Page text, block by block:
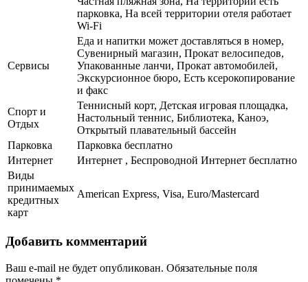
парковка, На всей территории отеля работает
Wi-Fi
Сервисы
Еда и напитки может доставляться в номер,
Сувенирный магазин, Прокат велосипедов,
Упакованные ланчи, Прокат автомобилей,
Экскурсионное бюро, Есть ксерокопирование
и факс
Спорт и
Отдых
Теннисный корт, Детская игровая площадка,
Настольный теннис, Библиотека, Каноэ,
Открытый плавательный бассейн
Парковка
Парковка бесплатно
Интернет
Интернет , Беспроводной Интернет бесплатно
Виды
принимаемых
кредитных
карт
American Express, Visa, Euro/Mastercard
Добавить комментарий
Ваш e-mail не будет опубликован. Обязательные поля